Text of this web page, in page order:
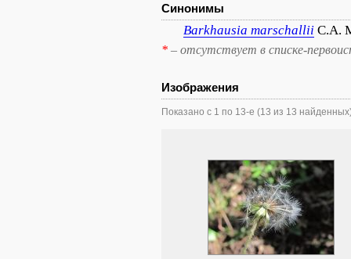
Синонимы
Barkhausia marschallii C.A.
* – отсутствует в списке-
Изображения
Показано с 1 по 13-е (13 из 13